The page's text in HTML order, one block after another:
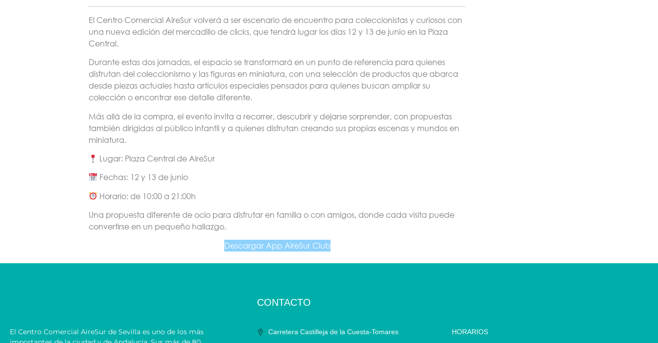
El Centro Comercial AireSur volverá a ser escenario de encuentro para coleccionistas y curiosos con
una nueva edición del mercadillo de clicks, que tendrá lugar los días 12 y 13 de junio en la Plaza
Central.
Durante estas dos jornadas, el espacio se transformará en un punto de referencia para quienes
disfrutan del coleccionismo y las figuras en miniatura, con una selección de productos que abarca
desde piezas actuales hasta artículos especiales pensados para quienes buscan ampliar su
colección o encontrar ese detalle diferente.
Más allá de la compra, el evento invita a recorrer, descubrir y dejarse sorprender, con propuestas
también dirigidas al público infantil y a quienes disfrutan creando sus propias escenas y mundos en
miniatura.
Lugar: Plaza Central de AireSur
Fechas: 12 y 13 de junio
Horario: de 10:00 a 21:00h
Una propuesta diferente de ocio para disfrutar en familia o con amigos, donde cada visita puede
convertirse en un pequeño hallazgo.
Descargar App AireSur Club
El Centro Comercial AireSur de Sevilla es uno de los más
CONTACTO
Carretera Castilleja de la Cuesta-Tomares
HORARIOS